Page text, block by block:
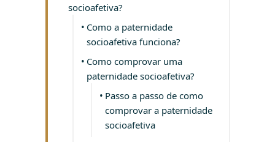
socioafetiva?
Como a paternidade
socioafetiva funciona?
Como comprovar uma
paternidade socioafetiva?
Passo a passo de como
comprovar a paternidade
socioafetiva